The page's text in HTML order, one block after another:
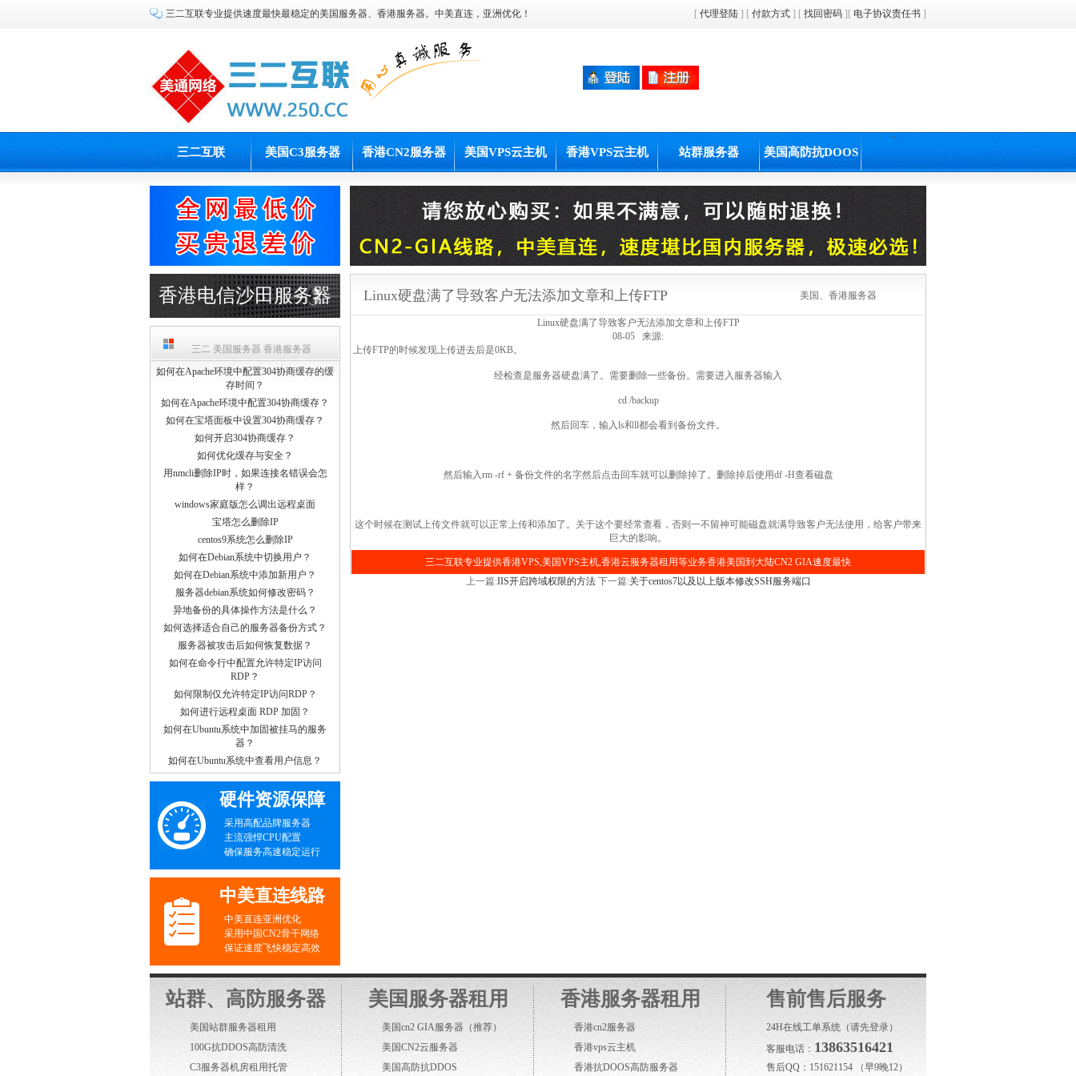
三二互联专业提供速度最快最稳定的美国服务器、香港服务器。中美直连，亚洲优化！ [ 代理登陆 ] [ 付款方式 ] [ 找回密码 ][ 电子协议责任书 ]
三二互联 美国C3服务器 香港CN2服务器 美国VPS云主机 香港VPS云主机
+
站群服务器 美国高防抗DOOS
香港电信沙田服务器
三二 美国服务器 香港服务器
如何在Apache环境中配置304协商缓存的缓
存时间？
如何在Apache环境中配置304协商缓存？
如何在宝塔面板中设置304协商缓存？
如何开启304协商缓存？
如何优化缓存与安全？
用nmcli删除IP时，如果连接名错误会怎
样？
windows家庭版怎么调出远程桌面
宝塔怎么删除IP
centos9系统怎么删除IP
如何在Debian系统中切换用户？
如何在Debian系统中添加新用户？
服务器debian系统如何修改密码？
异地备份的具体操作方法是什么？
如何选择适合自己的服务器备份方式？
服务器被攻击后如何恢复数据？
如何在命令行中配置允许特定IP访问
RDP？
如何限制仅允许特定IP访问RDP？
如何进行远程桌面 RDP 加固？
如何在Ubuntu系统中加固被挂马的服务
器？
如何在Ubuntu系统中查看用户信息？
硬件资源保障
采用高配品牌服务器
主流强悍CPU配置
确保服务高速稳定运行
中美直连线路
中美直连亚洲优化
采用中国CN2骨干网络
保证速度飞快稳定高效
Linux硬盘满了导致客户无法添加文章和上传FTP 美国、香港服务器
Linux硬盘满了导致客户无法添加文章和上传FTP
08-05 来源:
上传FTP的时候发现上传进去后是0KB。
经检查是服务器硬盘满了。需要删除一些备份。需要进入服务器输入
cd /backup
然后回车，输入ls和ll都会看到备份文件。
然后输入rm -rf + 备份文件的名字然后点击回车就可以删除掉了。删除掉后使用df -H查看磁盘
这个时候在测试上传文件就可以正常上传和添加了。关于这个要经常查看，否则一不留神可能磁盘就满导致客户无法使用，给客户带来
巨大的影响。
三二互联专业提供香港VPS,美国VPS主机,香港云服务器租用等业务香港美国到大陆CN2 GIA速度最快
上一篇:IIS开启跨域权限的方法 下一篇:关于centos7以及以上版本修改SSH服务端口
站群、高防服务器
美国站群服务器租用
100G抗DDOS高防清洗
C3服务器机房租用托管
美国服务器租用
美国cn2 GIA服务器 （推荐）
美国CN2云服务器
美国高防抗DDOS
香港服务器租用
香港cn2服务器
香港vps云主机
香港抗DOOS高防服务器
售前售后服务
24H在线工单系统 （请先登录）
客服电话： 13863516421
售后QQ：151621154 （早9晚12）